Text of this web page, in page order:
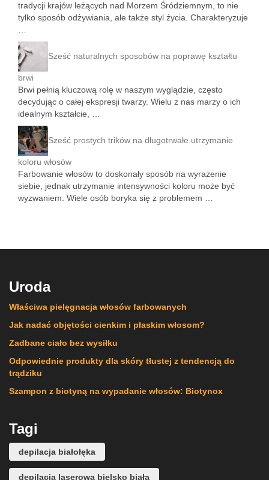
tradycji krajów leżących nad Morzem Śródziemnym, to nie
tylko sposób odżywiania, ale także styl życia. Charakteryzuje
Sześć naturalnych sposobów na poprawę kształtu
brwi
Brwi pełnią kluczową rolę w naszym wyglądzie, często
decydując o całej ekspresji twarzy. Wielu z nas marzy o ich
idealnym kształcie, …
Sześć prostych trików na długotrwałe utrzymanie
koloru włosów
Farbowanie włosów to doskonały sposób na wyrażenie
siebie, jednak utrzymanie intensywności koloru może być
wyzwaniem. Wiele osób boryka się z problemem …
Uroda
Właściwa pielęgnacja włosów farbowanych
Jak nadać objętości cienkim i płaskim włosom?
Zadbane ciało bez wysiłku
Odpowiednie produkty dla skóry tłustej z tendencją do
trądziku
Szampon z biotyną na wypadanie włosów: Biotynox
Tagi
depilacja białołęka
depilacja laserowa bielsko biała